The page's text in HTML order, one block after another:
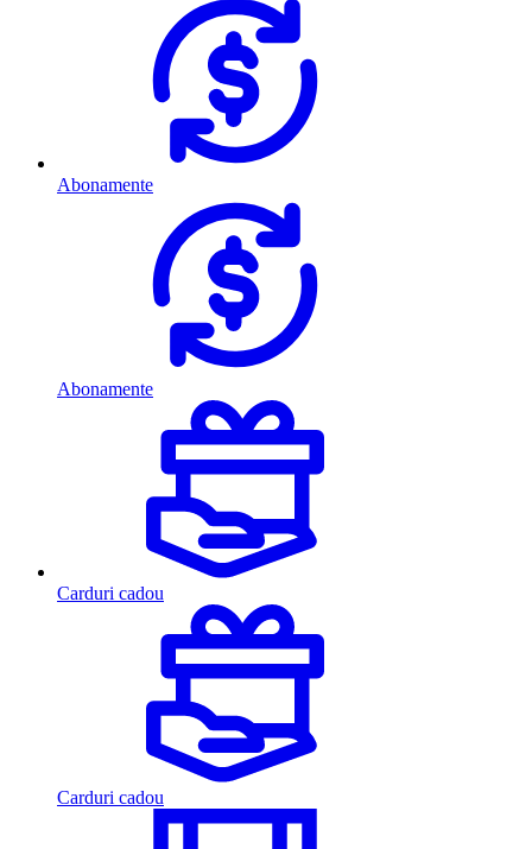
Abonamente
Abonamente
Carduri cadou
Carduri cadou